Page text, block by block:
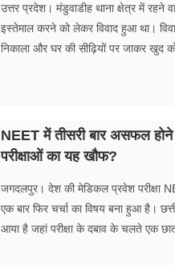
उत्तर प्रदेश। मंडुवाडीह थाना क्षेत्र में रहने
इस्तेमाल करने को लेकर विवाद हुआ था।
निकाला और घर की सीढ़ियों पर जाकर खुद
NEET में तीसरी बार असफल
परीक्षाओं का यह खौफ?
जगदलपुर। देश की मेडिकल प्रवेश परीक्षा
एक बार फिर चर्चा का विषय बना हुआ है।
आया है जहां परीक्षा के दबाव के चलते एक